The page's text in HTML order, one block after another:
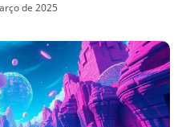
de 2025